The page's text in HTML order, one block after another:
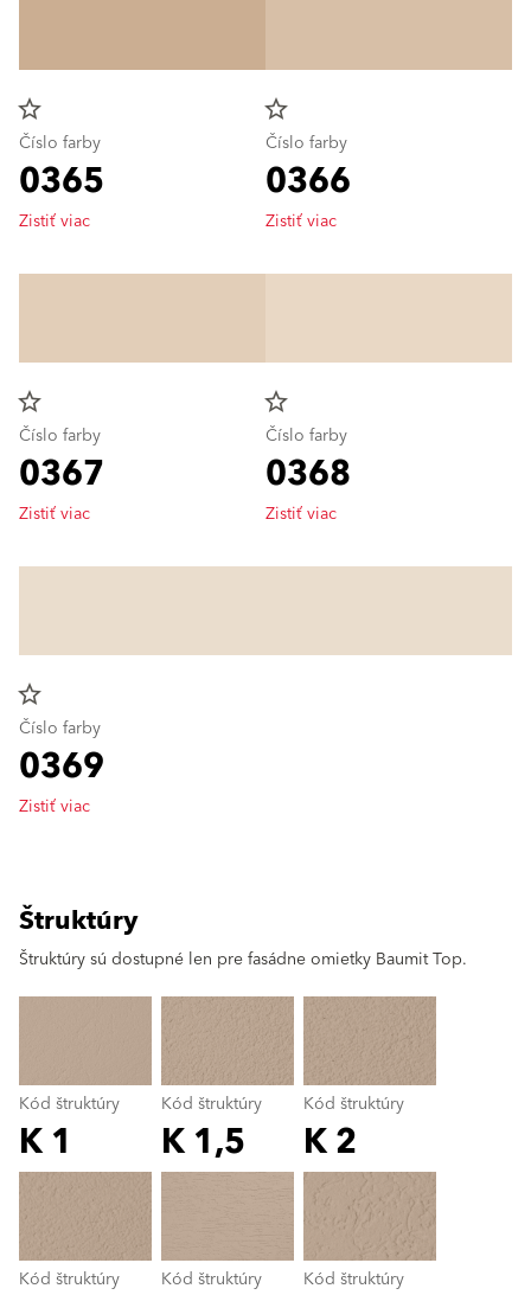
star_border
Číslo farby
0365
Zistiť viac
star_border
Číslo farby
0366
Zistiť viac
star_border
Číslo farby
0367
Zistiť viac
star_border
Číslo farby
0368
Zistiť viac
star_border
Číslo farby
0369
Zistiť viac
Štruktúry
Štruktúry sú dostupné len pre fasádne omietky Baumit Top.
Kód štruktúry
K 1
Kód štruktúry
K 1,5
Kód štruktúry
K 2
Kód štruktúry Kód štruktúry Kód štruktúry
Kód štruktúry
color_name